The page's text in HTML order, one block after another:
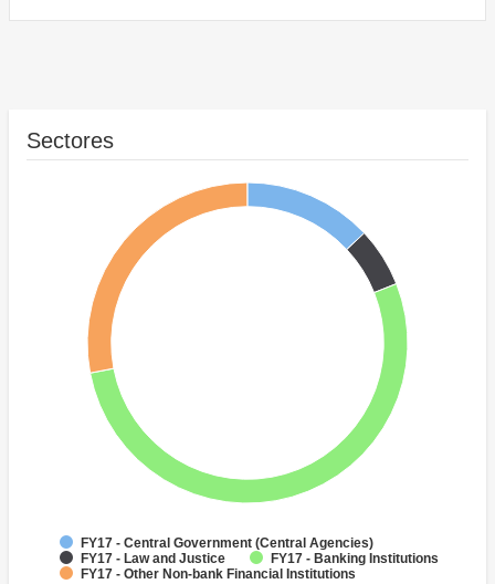
Sectores
FY17 - Central Government (Central Agencies)
FY17 - Law and Justice
FY17 - Banking Institutions
FY17 - Other Non-bank Financial Institutions